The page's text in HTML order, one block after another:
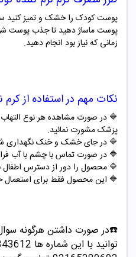
پوست کودک را خشک و تمیز کنید
پوست ماساژ دهید تا جذب پوست
زمانی که نیاز بود انجام دهید.
نکات مهم در استفاده ازکرم
🔷 در صورت مشاهده هر نوع
پزشک مشورت نمائید.
🔷 در جای خشک و خنک نگهداری
🔷 در صورت تماس با چشم با آب
🔷 محصول را دور از دسترس اطفال
🔷 این محصول فقط برای استعمال
☎️در صورت داشتن هرگونه